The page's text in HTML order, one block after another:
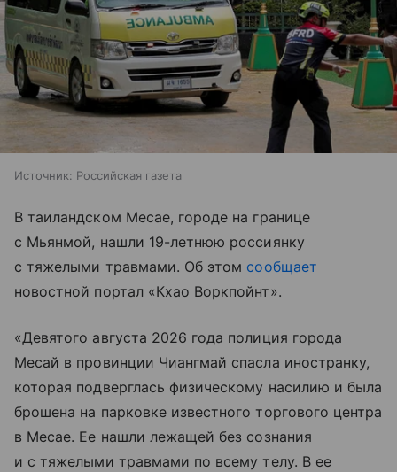
Источник: Российская газета
В таиландском Месае, городе на границе
с Мьянмой, нашли 19-летнюю россиянку
с тяжелыми травмами. Об этом сообщает
новостной портал «Кхао Воркпойнт».
«Девятого августа 2026 года полиция города
Месай в провинции Чиангмай спасла иностранку,
которая подверглась физическому насилию и была
брошена на парковке известного торгового центра
в Месае. Ее нашли лежащей без сознания
и с тяжелыми травмами по всему телу. В ее